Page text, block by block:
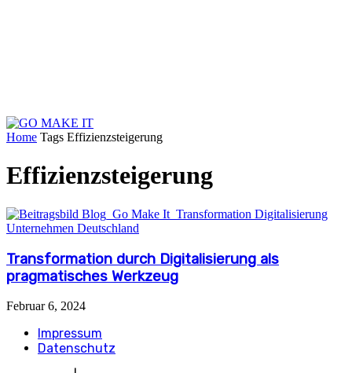
Home Tags Effizienzsteigerung
Effizienzsteigerung
Transformation durch Digitalisierung als
pragmatisches Werkzeug
Februar 6, 2024
Impressum
Datenschutz